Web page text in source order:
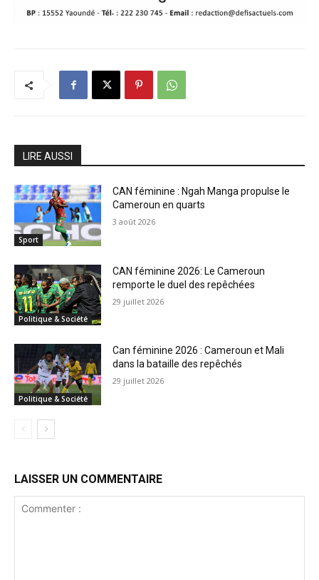
LIRE AUSSI
Sport
CAN féminine : Ngah Manga propulse le
Cameroun en quarts
3 août 2026
Politique & Société
CAN féminine 2026: Le Cameroun
remporte le duel des repêchées
29 juillet 2026
Politique & Société
Can féminine 2026 : Cameroun et Mali
dans la bataille des repêchés
29 juillet 2026
LAISSER UN COMMENTAIRE